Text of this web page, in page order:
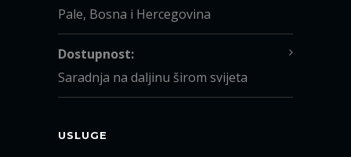
Pale, Bosna i Hercegovina
Dostupnost:
Saradnja na daljinu širom svijeta
USLUGE